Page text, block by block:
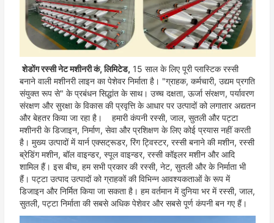
शेडोंग रस्सी नेट मशीनरी कं, लिमिटेड, 15 साल के लिए पूरी प्लास्टिक रस्सी
बनाने वाली मशीनरी लाइन का पेशेवर निर्माता है। "ग्राहक, कर्मचारी, उद्यम प्रगति
संयुक्त रूप से" के प्रबंधन सिद्धांत के साथ। उच्च दक्षता, ऊर्जा संरक्षण, पर्यावरण
संरक्षण और सुरक्षा के विकास की प्रवृत्ति के आधार पर उत्पादों को लगातार अद्यतन
और बेहतर किया जा रहा है।
हमारी कंपनी रस्सी, जाल, सुतली और पट्टा
मशीनरी के डिजाइन, निर्माण, सेवा और प्रशिक्षण के लिए कोई प्रयास नहीं करती
है। मुख्य उत्पादों में यार्न एक्सट्रूडर, रिंग ट्विस्टर, रस्सी बनाने की मशीन, रस्सी
ब्रेडिंग मशीन, बॉल वाइन्डर, स्पूल वाइन्डर, रस्सी कॉइलर मशीन और आदि
शामिल हैं। इस बीच, हम सभी प्रकार की रस्सी, नेट, सुतली और के निर्माता भी
हैं। पट्टा उत्पाद उत्पादों को ग्राहकों की विभिन्न आवश्यकताओं के रूप में
डिजाइन और निर्मित किया जा सकता है। हम वर्तमान में दुनिया भर में रस्सी, जाल,
सुतली, पट्टा निर्माता की सबसे अधिक पेशेवर और सबसे पूर्ण कंपनी बन गए हैं।